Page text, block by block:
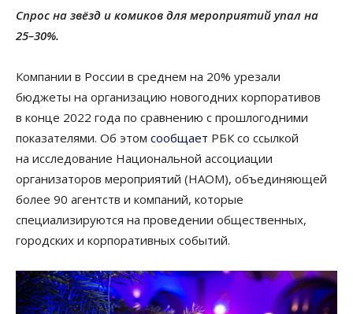
Спрос на звёзд и комиков для мероприятий упал на
25–30%.
Компании в России в среднем на 20% урезали
бюджеты на организацию новогодних корпоративов
в конце 2022 года по сравнению с прошлогодними
показателями. Об этом сообщает РБК со ссылкой
на исследование Национальной ассоциации
организаторов мероприятий (НАОМ), объединяющей
более 90 агентств и компаний, которые
специализируются на проведении общественных,
городских и корпоративных событий.